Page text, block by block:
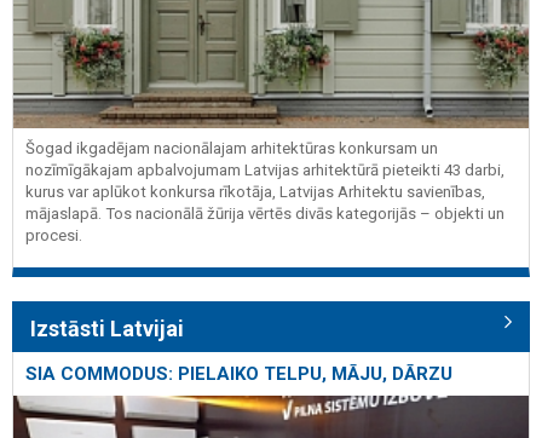
Šogad ikgadējam nacionālajam arhitektūras konkursam un
nozīmīgākajam apbalvojumam Latvijas arhitektūrā pieteikti 43 darbi,
kurus var aplūkot konkursa rīkotāja, Latvijas Arhitektu savienības,
mājaslapā. Tos nacionālā žūrija vērtēs divās kategorijās – objekti un
procesi.
Izstāsti Latvijai
SIA COMMODUS: PIELAIKO TELPU, MĀJU, DĀRZU